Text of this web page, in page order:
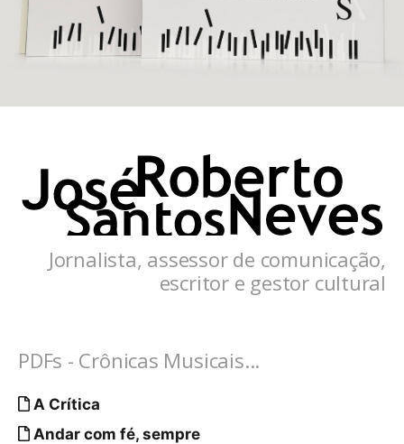
Jornalista, assessor de comunicação,
escritor e gestor cultural
PDFs - Crônicas Musicais...
A Crítica
Andar com fé, sempre